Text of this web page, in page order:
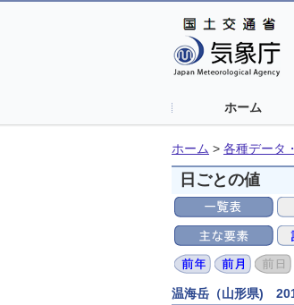
ホーム
ホーム > 各種データ
日ごとの値
温海岳（山形県)